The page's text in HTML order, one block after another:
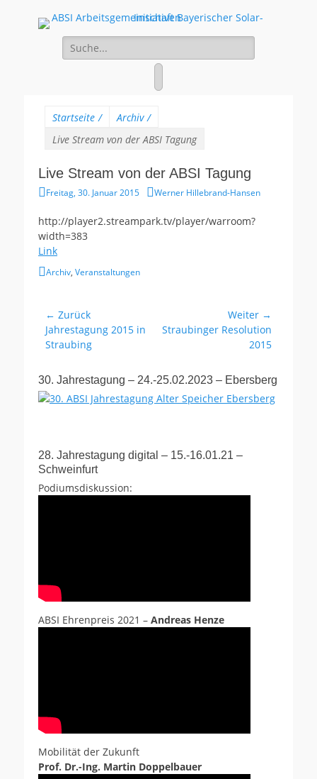
ABSI
Bayerischer Solar-
100% Erneuerbare Energien
Suche
für:
Startseite / Archiv /
Live Stream von der ABSI Tagung
Live Stream von der ABSI Tagung
Gepostet
Freitag, 30. Januar 2015 Autor
Werner Hillebrand-Hansen
http://player2.streampark.tv/player/warroom?
width=383
Link
Kategorien
Archiv, Veranstaltungen
Beitragsnavigation
← Zurück
Vorhergehender
Beitrag:
Jahrestagung 2015 in
Straubing
Weiter →
Nächster
Straubinger Resolution
2015
30. Jahrestagung – 24.-25.02.2023 – Ebersberg
28. Jahrestagung digital – 15.-16.01.21 –
Schweinfurt
Podiumsdiskussion:
ABSI Ehrenpreis 2021 – Andreas Henze
Mobilität der Zukunft
Prof. Dr.-Ing. Martin Doppelbauer